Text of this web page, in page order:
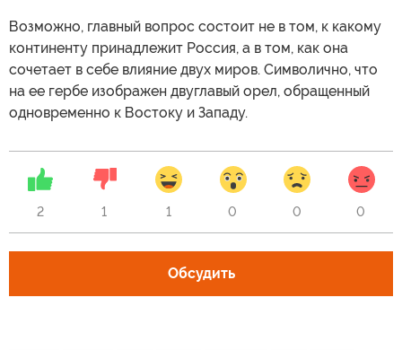
Возможно, главный вопрос состоит не в том, к какому
континенту принадлежит Россия, а в том, как она
сочетает в себе влияние двух миров. Символично, что
на ее гербе изображен двуглавый орел, обращенный
одновременно к Востоку и Западу.
2 1 1 0 0 0
Обсудить